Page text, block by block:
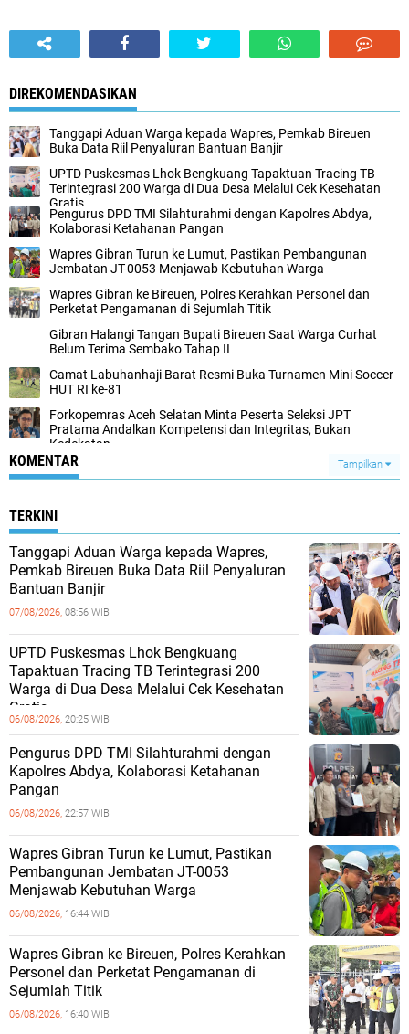
DIREKOMENDASIKAN
Tanggapi Aduan Warga kepada Wapres, Pemkab Bireuen
Buka Data Riil Penyaluran Bantuan Banjir
UPTD Puskesmas Lhok Bengkuang Tapaktuan ‎Tracing TB
Terintegrasi 200 Warga di Dua Desa Melalui Cek Kesehatan
Gratis
Pengurus DPD TMI Silahturahmi dengan Kapolres Abdya,
Kolaborasi Ketahanan Pangan
Wapres Gibran Turun ke Lumut, Pastikan Pembangunan
Jembatan JT-0053 Menjawab Kebutuhan Warga
Wapres Gibran ke Bireuen, Polres Kerahkan Personel dan
Perketat Pengamanan di Sejumlah Titik
Gibran Halangi Tangan Bupati Bireuen Saat Warga Curhat
Belum Terima Sembako Tahap II
Camat Labuhanhaji Barat Resmi Buka Turnamen Mini Soccer
HUT RI ke-81
Forkopemras Aceh Selatan Minta Peserta Seleksi JPT
Pratama Andalkan Kompetensi dan Integritas, Bukan
Kedekatan
KOMENTAR Tampilkan
TERKINI
Tanggapi Aduan Warga kepada Wapres,
Pemkab Bireuen Buka Data Riil Penyaluran
Bantuan Banjir
07/08/2026, 08:56 WIB
UPTD Puskesmas Lhok Bengkuang
Tapaktuan ‎Tracing TB Terintegrasi 200
Warga di Dua Desa Melalui Cek Kesehatan
Gratis
06/08/2026, 20:25 WIB
Pengurus DPD TMI Silahturahmi dengan
Kapolres Abdya, Kolaborasi Ketahanan
Pangan
06/08/2026, 22:57 WIB
Wapres Gibran Turun ke Lumut, Pastikan
Pembangunan Jembatan JT-0053
Menjawab Kebutuhan Warga
06/08/2026, 16:44 WIB
Wapres Gibran ke Bireuen, Polres Kerahkan
Personel dan Perketat Pengamanan di
Sejumlah Titik
06/08/2026, 16:40 WIB